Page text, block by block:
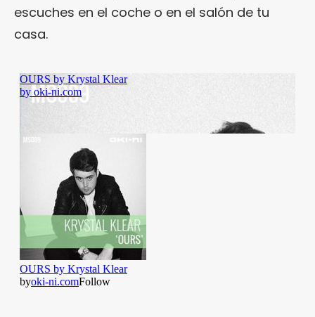
escuches en el coche o en el salón de tu
casa.